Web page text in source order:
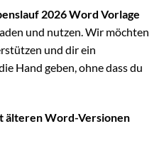
2026 Word Vorlage
und nutzen. Wir möchten
und dir ein
Hand geben, ohne dass du
älteren Word-Versionen